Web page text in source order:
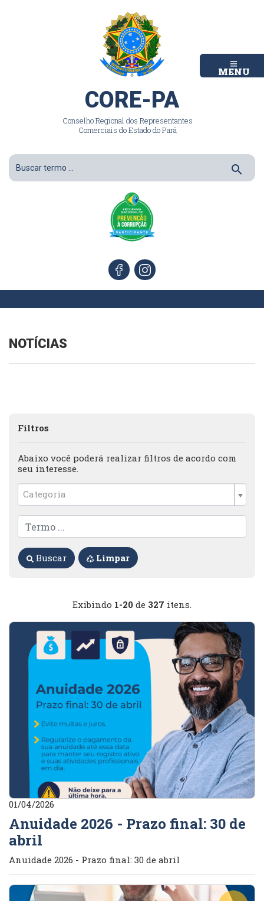
MENU
CORE-PA
Conselho Regional dos Representantes
Comerciais do Estado do Pará
search
NOTÍCIAS
Exibindo 1-20 de 327 itens.
01/04/2026
Anuidade 2026 - Prazo final: 30 de
abril
Anuidade 2026 - Prazo final: 30 de abril
Filtros
Abaixo você poderá realizar filtros de acordo com
seu interesse.
Categoria
Buscar Limpar